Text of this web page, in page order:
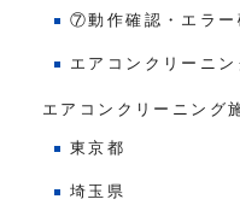
⑦動作確認・エラー
エアコンクリーニ
エアコンクリーニング
東京都
埼玉県